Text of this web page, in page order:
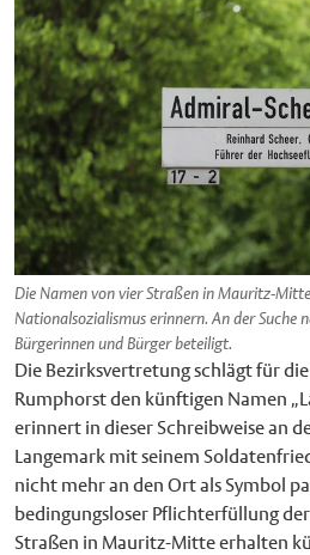
Die Namen von vier Straßen in Mauritz-
Nationalsozialismus erinnern. An der Suche
Bürgerinnen und Bürger beteiligt.
Die Bezirksvertretung schlägt für
Rumphorst den künftigen Namen
erinnert in dieser Schreibweise an
Langemark mit seinem
nicht mehr an den Ort als Symbol
bedingungsloser Pflichterfüllung
Straßen in Mauritz-Mitte erhalten